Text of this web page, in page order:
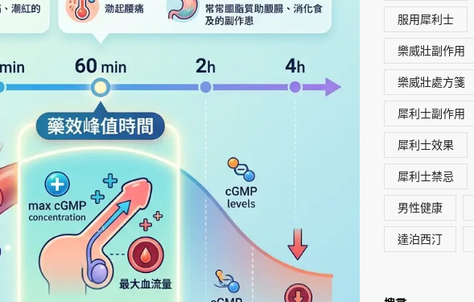
服用犀利士
樂威壯副作用
樂威壯處方箋
犀利士副作用
犀利士效果
犀利士禁忌
男性健康
達泊西汀